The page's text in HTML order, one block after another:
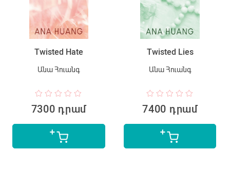
Twisted Hate
Անա Հուանգ
7300 դրամ
Twisted Lies
Անա Հուանգ
7400 դրամ